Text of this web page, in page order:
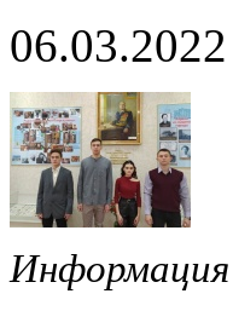
06.03.2022